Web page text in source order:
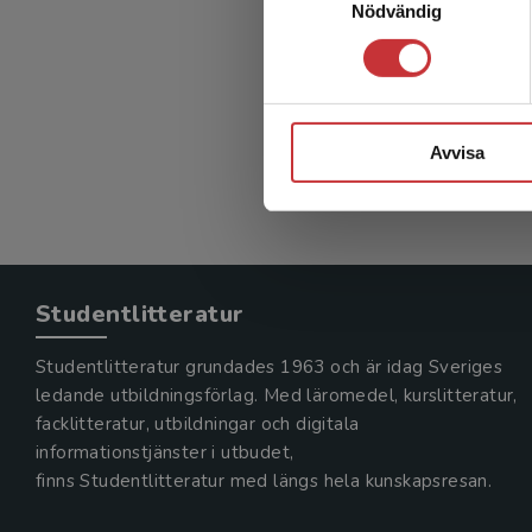
Nödvändig
Avvisa
216 kr
Exkl.
Studentlitteratur
Studentlitteratur grundades 1963 och är idag Sveriges
ledande utbildningsförlag. Med läromedel, kurslitteratur,
facklitteratur, utbildningar och digitala
informationstjänster i utbudet,
finns Studentlitteratur med längs hela kunskapsresan.